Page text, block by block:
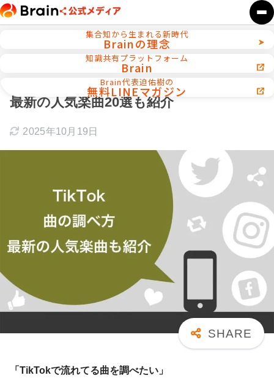
集合知から生まれる新時代
Brainの理念
知識共有プラットフォーム
Brain
Brain代表迫佑樹の
無料LINEマガジン
TikTokの曲の調べ方を徹底解説！2025年
最新の人気楽曲20選も紹介
2025年10月19日
「TikTokで流れてる曲を調べたい」